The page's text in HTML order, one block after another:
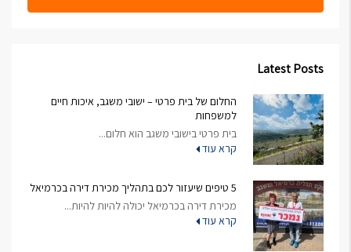
Latest Posts
החלום של בית פרטי – ישובי משגב, איכות חיים
למשפחות
בית פרטי בישובי משגב הוא חלום...
קרא עוד
5 טיפים שיעזור לכם בתהליך מכירת דירה בכרמיאל
מכירת דירה בכרמיאל יכולה להיות להיות...
קרא עוד